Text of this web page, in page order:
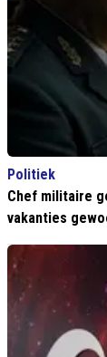
Politiek
Chef militaire
vakanties